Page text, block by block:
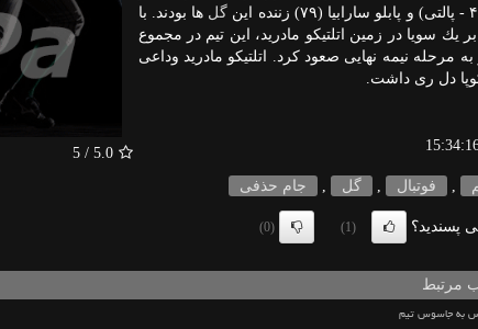
گل ها بودند. با
عنایت به برتری ۲ بر یك سویا در زمین اتلتیكو مادرید، این تیم در مجموع
و به مرحله نیمه نهایی صعود كرد. اتلتیكو مادرید وداعی
كوپا دل ری داشت.
5.0
/ 5
فوتبال گل جام حذفی
پسندید؟ (1)
(0)
مرتبط
به جاسوس تیم